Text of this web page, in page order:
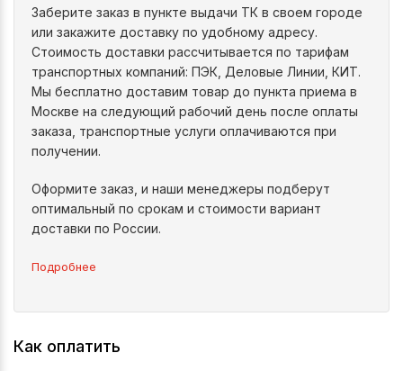
Заберите заказ в пункте выдачи ТК в своем городе
или закажите доставку по удобному адресу.
Стоимость доставки рассчитывается по тарифам
транспортных компаний: ПЭК, Деловые Линии, КИТ.
Мы бесплатно доставим товар до пункта приема в
Москве на следующий рабочий день после оплаты
заказа, транспортные услуги оплачиваются при
получении.
Оформите заказ, и наши менеджеры подберут
оптимальный по срокам и стоимости вариант
доставки по России.
Подробнее
Как оплатить